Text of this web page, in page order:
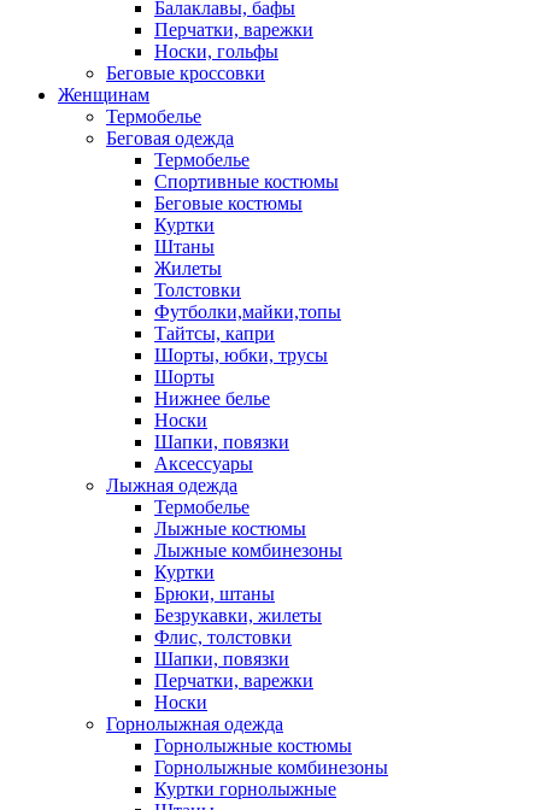
Балаклавы, бафы
Перчатки, варежки
Носки, гольфы
Беговые кроссовки
Женщинам
Термобелье
Беговая одежда
Термобелье
Спортивные костюмы
Беговые костюмы
Куртки
Штаны
Жилеты
Толстовки
Футболки,майки,топы
Тайтсы, капри
Шорты, юбки, трусы
Шорты
Нижнее белье
Носки
Шапки, повязки
Аксессуары
Лыжная одежда
Термобелье
Лыжные костюмы
Лыжные комбинезоны
Куртки
Брюки, штаны
Безрукавки, жилеты
Флис, толстовки
Шапки, повязки
Перчатки, варежки
Носки
Горнолыжная одежда
Горнолыжные костюмы
Горнолыжные комбинезоны
Куртки горнолыжные